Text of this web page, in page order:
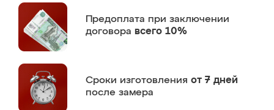
Предоплата при заключении
договора всего 10%
Сроки изготовления от 7 дней
после замера